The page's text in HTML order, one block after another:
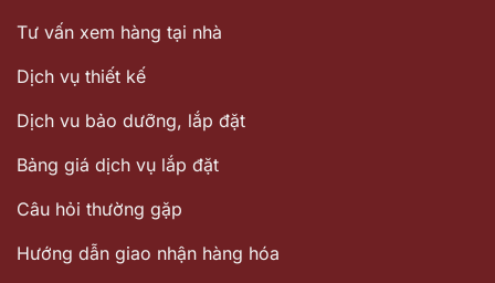
Tư vấn xem hàng tại nhà
Dịch vụ thiết kế
Dịch vu bảo dưỡng, lắp đặt
Bảng giá dịch vụ lắp đặt
Câu hỏi thường gặp
Hướng dẫn giao nhận hàng hóa